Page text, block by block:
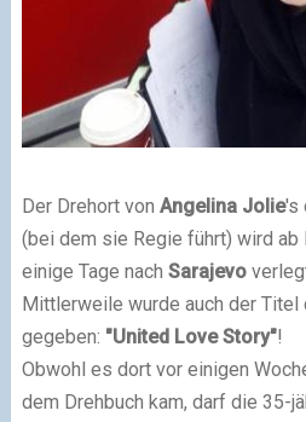
Der Drehort von Angelina Jolie's
(bei dem sie Regie führt) wird
einige Tage nach Sarajevo
Mittlerweile wurde auch der
gegeben: "United Love Story"!
Obwohl es dort vor einigen
dem Drehbuch kam, darf die 35-